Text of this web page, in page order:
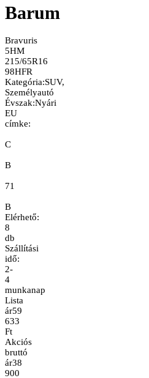
Barum
Bravuris
5HM
215/65R16
98HFR
Kategória:SUV,
Személyautó
Évszak:Nyári
EU
címke:
C
B
71
B
Elérhető:
8
db
Szállítási
idő:
2-
4
munkanap
Lista
ár59
633
Ft
Akciós
bruttó
ár38
900